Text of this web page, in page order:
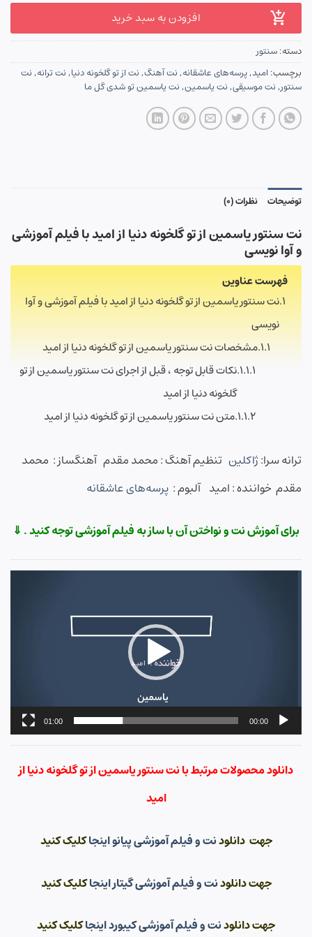
افزودن به سبد خرید
دسته:سنتور
برچسب: امید,پرسه‌های عاشقانه,نت آهنگ,نت از تو گلخونه دنیا,نت ترانه,نت
سنتور,نت موسیقی,نت یاسمین,نت یاسمین تو شدی گل ما
توضیحات نظرات (0)
نت سنتور یاسمین از تو گلخونه دنیا از امید با فیلم آموزشی
و آوا نویسی
فهرست عناوین
نت سنتور یاسمین از تو گلخونه دنیا از امید با فیلم آموزشی و آوا
نویسی
مشخصات نت سنتور یاسمین از تو گلخونه دنیا از امید
نکات قابل توجه ، قبل از اجرای نت سنتور یاسمین از تو
گلخونه دنیا از امید
متن نت سنتور یاسمین از تو گلخونه دنیا از امید
ترانه سرا:ژاکلین تنظیم آهنگ : محمد مقدم آهنگساز : محمد
مقدم خواننده : امید آلبوم : پرسه‌های عاشقانه
برای آموزش نت و نواختن آن با ساز به فیلم آموزشی توجه کنید . ⇓
00:00
01:00
دانلود محصولات مرتبط با نت سنتور یاسمین از تو گلخونه دنیا از
امید
جهت دانلودنت و فیلم آموزشی پیانو اینجاکلیک کنید
جهت دانلودنت و فیلم آموزشی گیتار اینجاکلیک کنید
جهت دانلودنت و فیلم آموزشی کیبورد اینجاکلیک کنید